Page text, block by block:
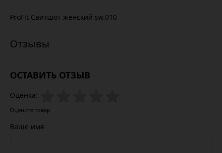
ProFit Свитшот женский sw.010
ОСТАВИТЬ ОТЗЫВ
Оценка:
Оцените товар
Ваше имя